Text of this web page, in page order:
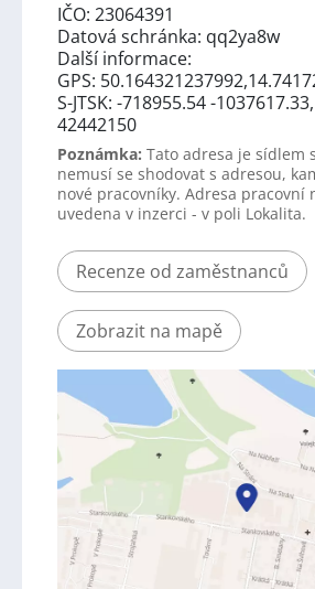
IČO: 23064391
Datová schránka: qq2ya8w
Další informace:
GPS:
S-JTSK: -718955.54 -
42442150
Poznámka: Tato adresa je sídlem
nemusí se shodovat s adresou,
nové pracovníky. Adresa pracovní
uvedena v inzerci - v poli Lokalita.
Recenze od zaměstnanců
Zobrazit na mapě